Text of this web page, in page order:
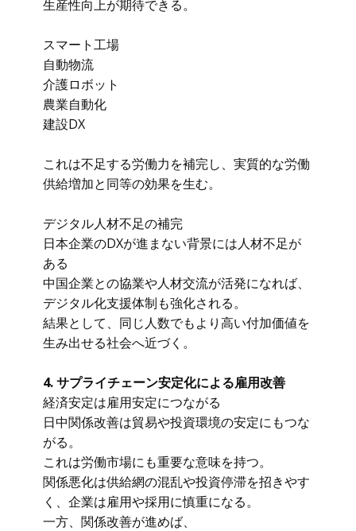
生産性向上が期待できる。
スマート工場
自動物流
介護ロボット
農業自動化
建設DX
これは不足する労働力を補完し、実質的な労働
供給増加と同等の効果を生む。
デジタル人材不足の補完
日本企業のDXが進まない背景には人材不足が
ある
中国企業との協業や人材交流が活発になれば、
デジタル化支援体制も強化される。
結果として、同じ人数でもより高い付加価値を
生み出せる社会へ近づく。
4. サプライチェーン安定化による雇用改善
経済安定は雇用安定につながる
日中関係改善は貿易や投資環境の安定にもつな
がる。
これは労働市場にも重要な意味を持つ。
関係悪化は供給網の混乱や投資停滞を招きやす
く、企業は雇用や採用に慎重になる。
一方、関係改善が進めば、